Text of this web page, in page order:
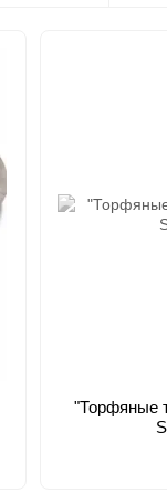
"Торфяные